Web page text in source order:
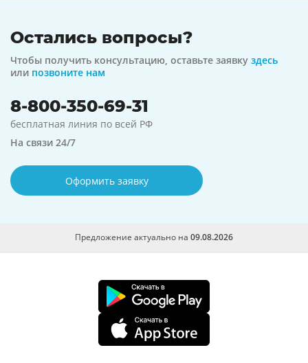
Остались вопросы?
Чтобы получить консультацию, оставьте заявку здесь
или позвоните нам
8-800-350-69-31
бесплатная линия по всей РФ
На связи 24/7
Оформить заявку
Предложение актуально на 09.08.2026